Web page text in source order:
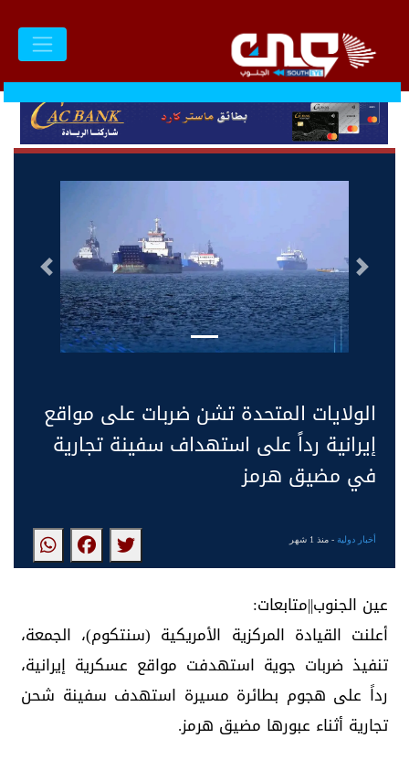
التالى السابق
الولايات المتحدة تشن ضربات على مواقع
إيرانية رداً على استهداف سفينة تجارية
في مضيق هرمز
أخبار دولية- منذ 1 شهر
عين الجنوب||متابعات:
أعلنت القيادة المركزية الأمريكية (سنتكوم)، الجمعة،
تنفيذ ضربات جوية استهدفت مواقع عسكرية إيرانية،
رداً على هجوم بطائرة مسيرة استهدف سفينة شحن
تجارية أثناء عبورها مضيق هرمز.